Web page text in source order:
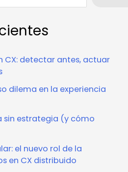
CX: detectar antes, actuar
dilema en la experiencia
sin estrategia (y cómo
el nuevo rol de la
en CX distribuido